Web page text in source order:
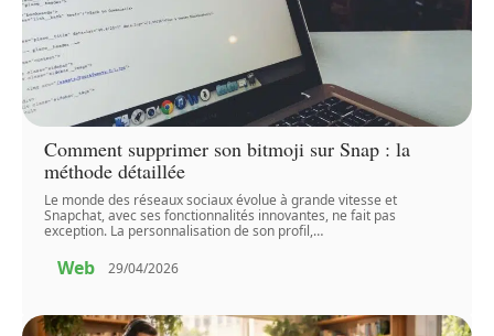
Comment supprimer son bitmoji sur Snap : la
méthode détaillée
Le monde des réseaux sociaux évolue à grande vitesse et
Snapchat, avec ses fonctionnalités innovantes, ne fait pas
exception. La personnalisation de son profil,…
Web 29/04/2026